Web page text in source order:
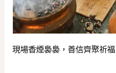
現場香煙裊裊，善信齊聚祈